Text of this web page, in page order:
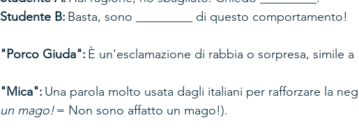
Studente B: Basta, sono _________ di questo comportamento!
"Porco Giuda": È un'esclamazione di rabbia o sorpresa, simile
"Mica": Una parola molto usata dagli italiani per rafforzare la
un mago! = Non sono affatto un mago!).